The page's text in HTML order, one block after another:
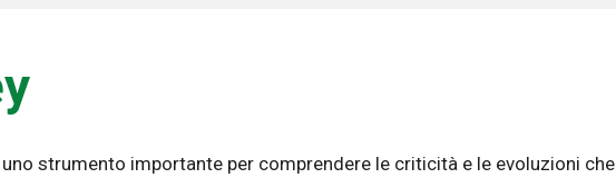
strumento importante per comprendere le criticità e le evoluzioni che